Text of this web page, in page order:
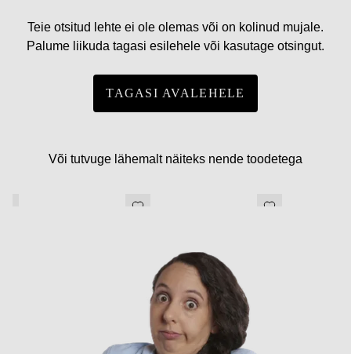
Teie otsitud lehte ei ole olemas või on kolinud mujale.
Palume liikuda tagasi esilehele või kasutage otsingut.
TAGASI AVALEHELE
Või tutvuge lähemalt näiteks nende toodetega